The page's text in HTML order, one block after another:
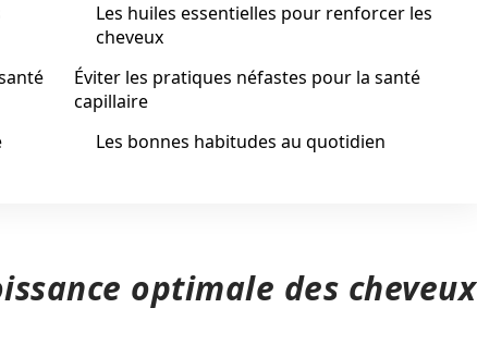
Les huiles essentielles pour renforcer les
cheveux
Éviter les pratiques néfastes pour la santé
capillaire
Les bonnes habitudes au quotidien
optimale des cheveux